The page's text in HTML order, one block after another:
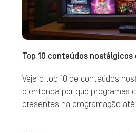
Top 10 conteúdos nostálgicos
Veja o top 10 de conteúdos
e entenda por que programas
presentes na programação até